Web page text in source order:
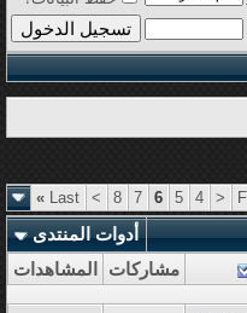
<
4
5
6
7
8
>
Last
»
أدوات المنتدى
مشاركات المشاهدات